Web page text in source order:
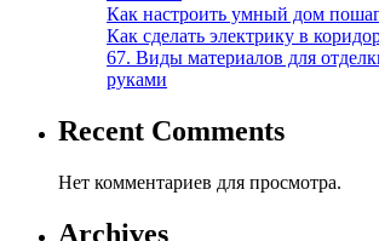
Как настроить умный дом
Как сделать электрику в
67. Виды материалов для
руками
Recent Comments
Нет комментариев для просмотра.
Archives